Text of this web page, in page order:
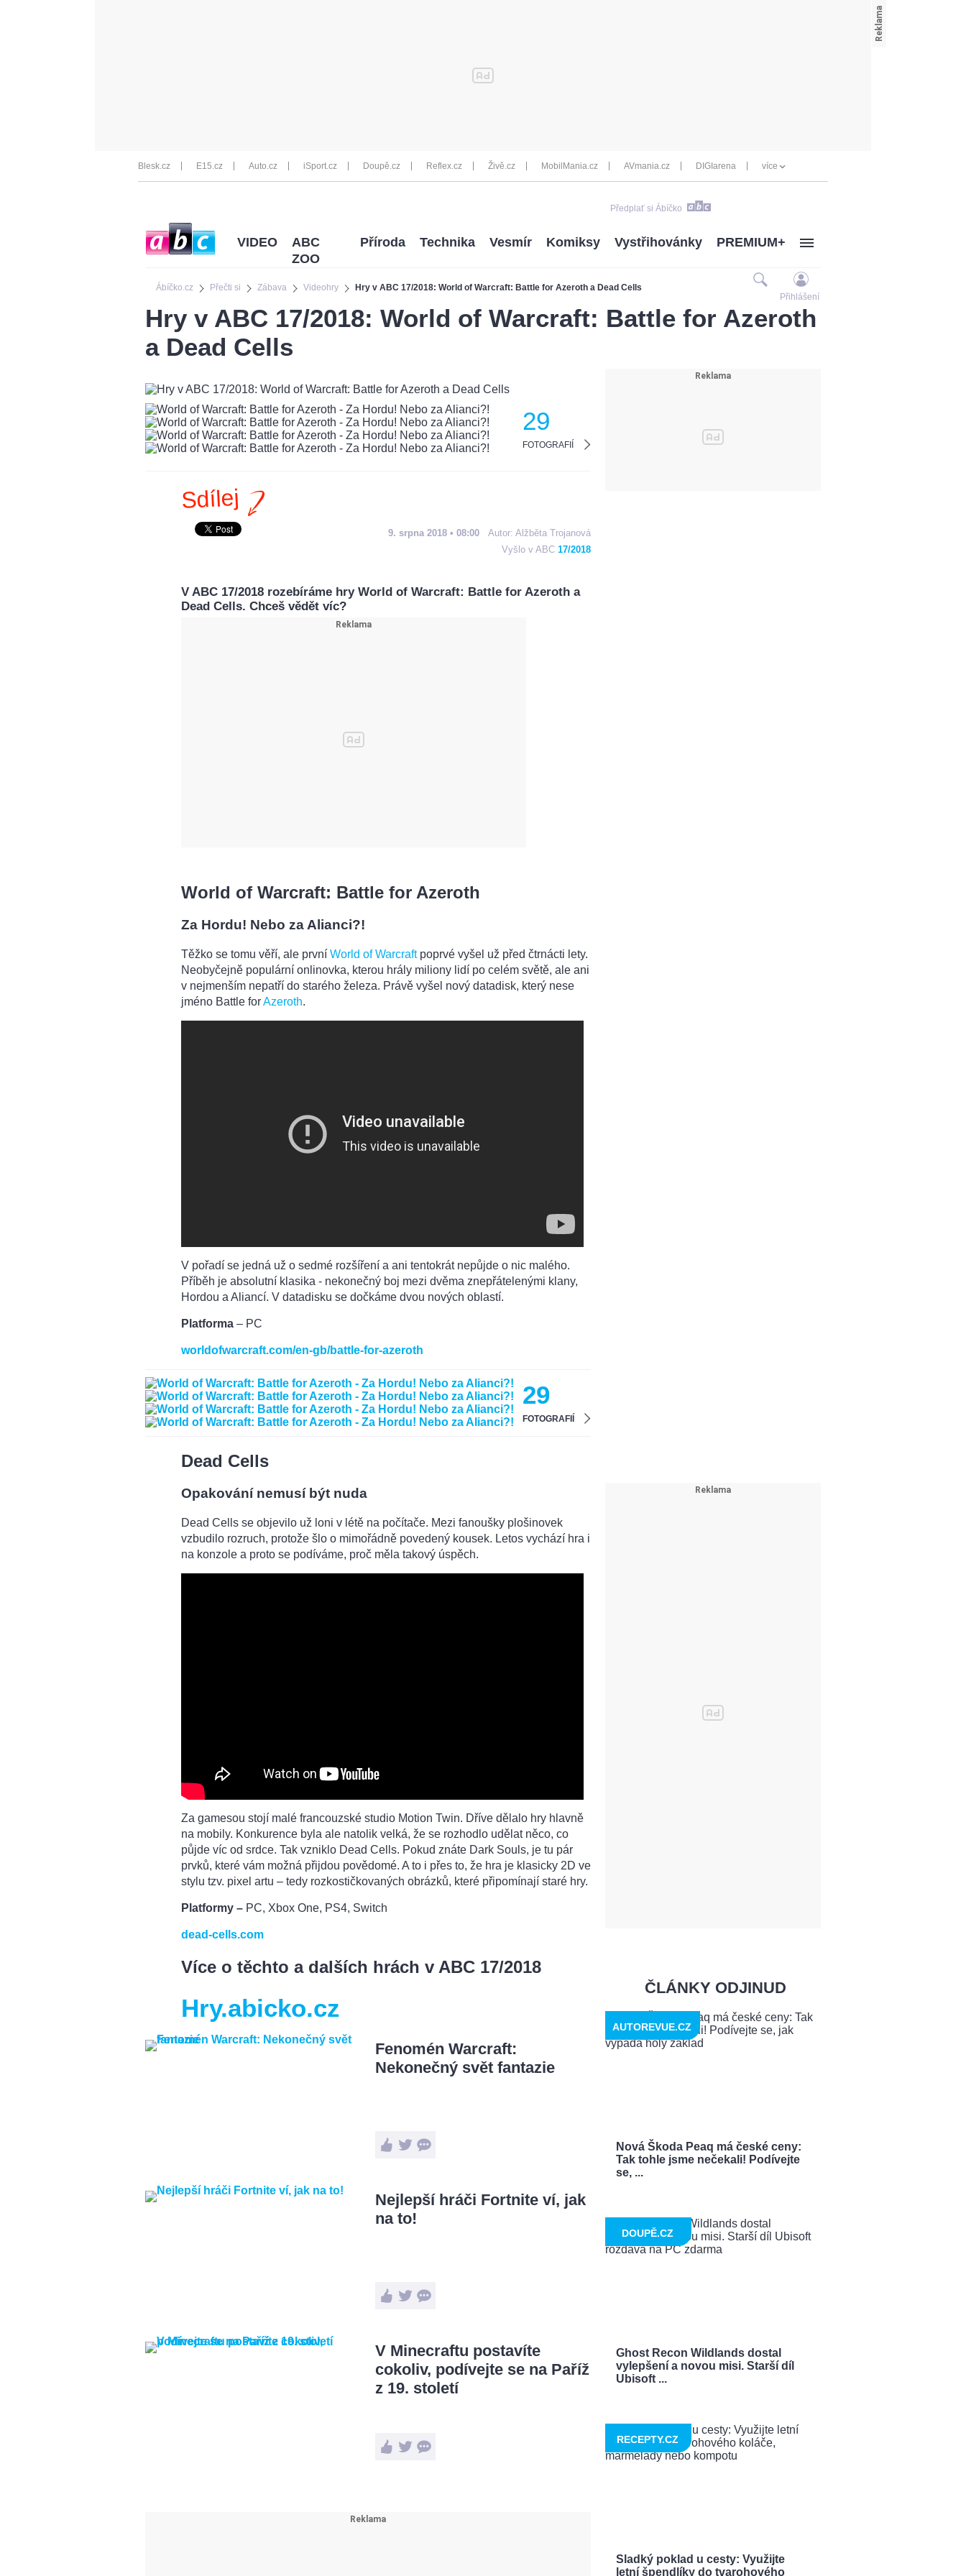
Blesk.cz E15.cz Auto.cz iSport.cz Doupě.cz Reflex.cz Živě.cz MobilMania.cz AVmania.cz DIGIarena více
Předplať si Ábíčko
Ábíčko.cz Přečti si Zábava Videohry Hry v ABC 17/2018: World of Warcraft: Battle for Azeroth a Dead Cells
VIDEO
ABC
ZOO
Příroda Technika Vesmír Komiksy Vystřihovánky PREMIUM+
Přihlášení
Hry v ABC 17/2018: World of Warcraft: Battle for Azeroth
a Dead Cells
29
FOTOGRAFIÍ
Sdílej
9. srpna 2018 • 08:00 Autor: Alžběta Trojanová
Vyšlo v ABC 17/2018
V ABC 17/2018 rozebíráme hry World of Warcraft: Battle for Azeroth a
Dead Cells. Chceš vědět víc?
World of Warcraft: Battle for Azeroth
Za Hordu! Nebo za Alianci?!
Těžko se tomu věří, ale první World of Warcraftpoprvé vyšel už před čtrnácti lety.
Neobyčejně populární onlinovka, kterou hrály miliony lidí po celém světě, ale ani
v nejmenším nepatří do starého železa. Právě vyšel nový datadisk, který nese
jméno Battle forAzeroth.
V pořadí se jedná už o sedmé rozšíření a ani tentokrát nepůjde o nic malého.
Příběh je absolutní klasika - nekonečný boj mezi dvěma znepřátelenými klany,
Hordou a Aliancí. V datadisku se dočkáme dvou nových oblastí.
Platforma – PC
worldofwarcraft.com/en-gb/battle-for-azeroth
29
FOTOGRAFIÍ
Dead Cells
Opakování nemusí být nuda
Dead Cells se objevilo už loni v létě na počítače. Mezi fanoušky plošinovek
vzbudilo rozruch, protože šlo o mimořádně povedený kousek. Letos vychází hra i
na konzole a proto se podíváme, proč měla takový úspěch.
Za gamesou stojí malé francouzské studio Motion Twin. Dříve dělalo hry hlavně
na mobily. Konkurence byla ale natolik velká, že se rozhodlo udělat něco, co
půjde víc od srdce. Tak vzniklo Dead Cells. Pokud znáte Dark Souls, je tu pár
prvků, které vám možná přijdou povědomé. A to i přes to, že hra je klasicky 2D ve
stylu tzv. pixel artu – tedy rozkostičkovaných obrázků, které připomínají staré hry.
Platformy – PC, Xbox One, PS4, Switch
dead-cells.com
Více o těchto a dalších hrách v ABC 17/2018
Hry.abicko.cz
Fenomén Warcraft:
Nekonečný svět fantazie
Nejlepší hráči Fortnite ví, jak
na to!
V Minecraftu postavíte
cokoliv, podívejte se na Paříž
z 19. století
ČLÁNKY ODJINUD
Nová Škoda Peaq má české ceny:
Tak tohle jsme nečekali! Podívejte
se, ...
AUTOREVUE.CZ
Ghost Recon Wildlands dostal
vylepšení a novou misi. Starší díl
Ubisoft ...
DOUPĚ.CZ
Sladký poklad u cesty: Využijte
letní špendlíky do tvarohového
RECEPTY.CZ